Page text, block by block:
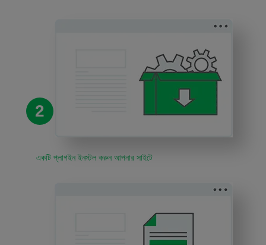
2
একটি প্লাগইন ইনস্টল করুন আপনার সাইটে